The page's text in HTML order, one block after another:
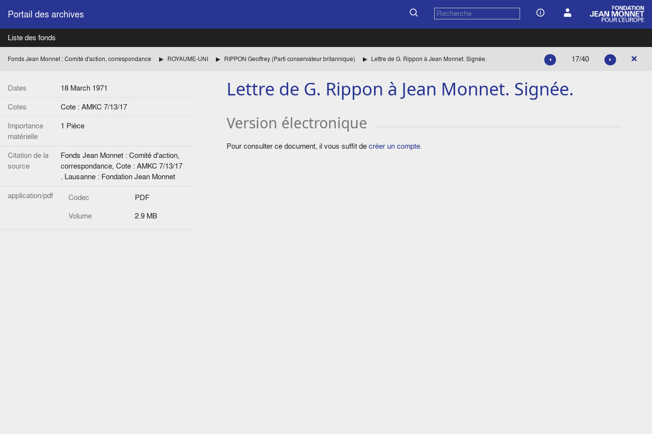
Portail des archives
Liste des fonds
Fonds Jean Monnet : Comité d'action, correspondance ROYAUME-UNI RIPPON Geoffrey (Parti conservateur britannique) Lettre de G. Rippon à Jean Monnet. Signée. 17/40
Dates
18 March 1971
Cotes
Cote : AMKC 7/13/17
Importance
matérielle
1 Pièce
Citation de la
source
Fonds Jean Monnet : Comité d'action,
correspondance, Cote : AMKC 7/13/17
. Lausanne : Fondation Jean Monnet
application/pdf
Codec
PDF
Volume
2.9 MB
Lettre de G. Rippon à Jean Monnet. Signée.
Version électronique
Pour consulter ce document, il vous suffit decréer un compte.